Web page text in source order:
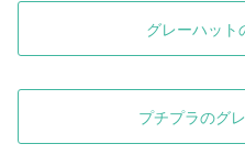
グレーハッ
プチプラのグ